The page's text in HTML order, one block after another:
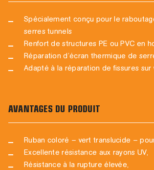
Spécialement conçu pour le
serres tunnels
Renfort de structures PE ou PVC en
Réparation d’écran thermique de
Adapté à la réparation de fissures
AVANTAGES DU PRODUIT
Ruban coloré – vert translucide –
Excellente résistance aux rayons UV,
Résistance à la rupture élevée,